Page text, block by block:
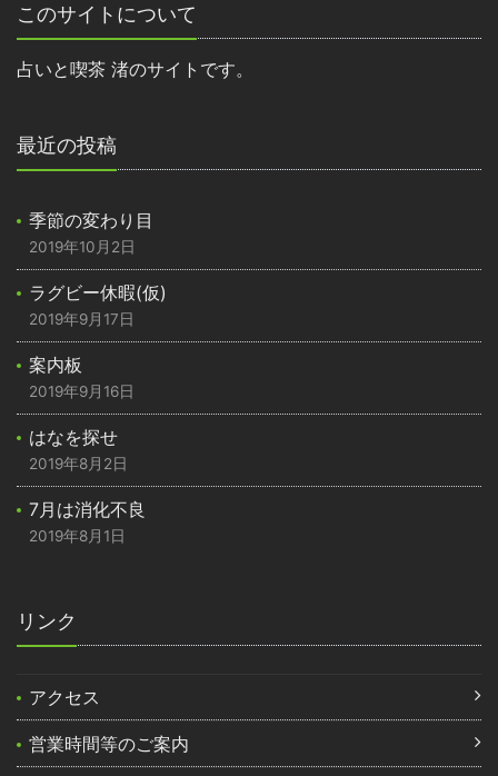
このサイトについて
占いと喫茶 渚のサイトです。
最近の投稿
季節の変わり目
2019年10月2日
ラグビー休暇(仮)
2019年9月17日
案内板
2019年9月16日
はなを探せ
2019年8月2日
7月は消化不良
2019年8月1日
リンク
アクセス
営業時間等のご案内